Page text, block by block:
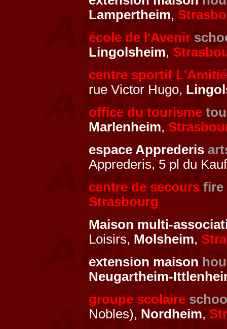
Lampertheim,
école de l'Avenir
Lingolsheim,
centre sportif L'Amitié
rue Victor Hugo,
office du tourisme
Marlenheim,
espace Apprederis
Apprederis, 5 pl du
centre de secours fire
Strasbourg
Maison multi-
Loisirs, Molsheim,
extension maison
Neugartheim-
groupe scolaire
Nobles), Nordheim,